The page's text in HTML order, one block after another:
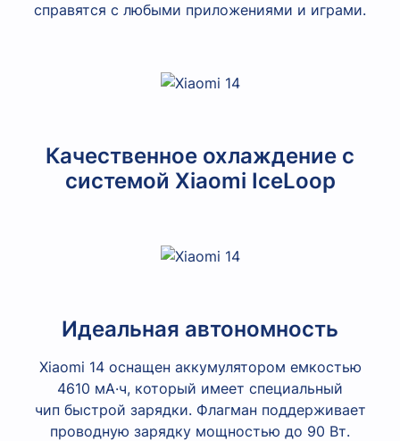
справятся с любыми приложениями и играми.
Качественное охлаждение с
системой Xiaomi IceLoop
Идеальная автономность
Xiaomi 14 оснащен аккумулятором емкостью
4610 мА·ч, который имеет специальный
чип быстрой зарядки. Флагман поддерживает
проводную зарядку мощностью до 90 Вт.